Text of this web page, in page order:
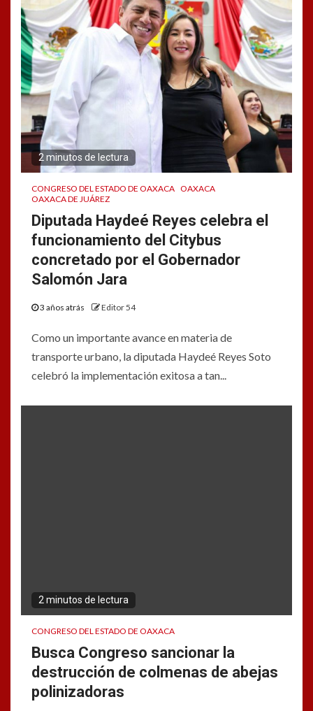
2 minutos de lectura
CONGRESO DEL ESTADO DE OAXACA OAXACA
OAXACA DE JUÁREZ
Diputada Haydeé Reyes celebra el
funcionamiento del Citybus
concretado por el Gobernador
Salomón Jara
3 años atrás Editor 54
Como un importante avance en materia de
transporte urbano, la diputada Haydeé Reyes Soto
celebró la implementación exitosa a tan...
2 minutos de lectura
CONGRESO DEL ESTADO DE OAXACA
Busca Congreso sancionar la
destrucción de colmenas de abejas
polinizadoras